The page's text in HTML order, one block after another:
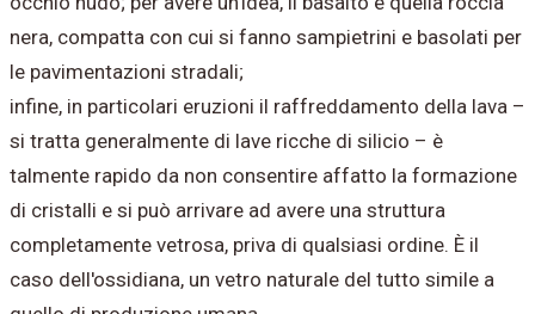
nera, compatta con cui si fanno sampietrini e basolati per
le pavimentazioni stradali;
infine, in particolari eruzioni il raffreddamento della lava –
si tratta generalmente di lave ricche di silicio – è
talmente rapido da non consentire affatto la formazione
di cristalli e si può arrivare ad avere una struttura
completamente vetrosa, priva di qualsiasi ordine. È il
caso dell'ossidiana, un vetro naturale del tutto simile a